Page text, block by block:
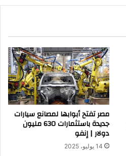
مصر تفتح أبوابها لمصانع سيارات
جديدة باستثمارات 630 مليون
دولار | إنفو
14 يوليو، 2025